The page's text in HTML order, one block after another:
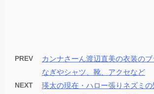
PREV
カンナさーん渡辺直美の衣装の
なぎやシャツ、靴、アクセなど
NEXT
瑛太の現在・ハロー張りネズミ